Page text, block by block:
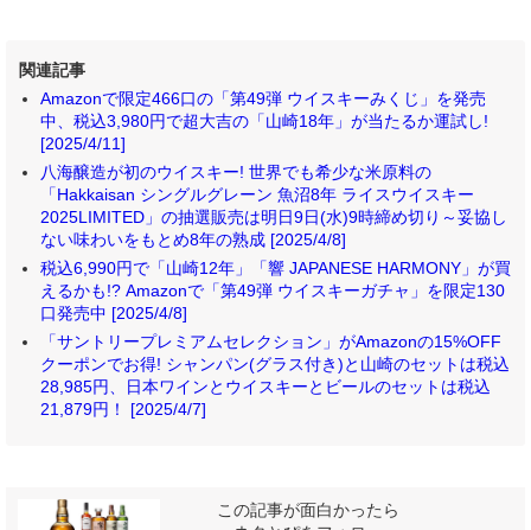
関連記事
Amazonで限定466口の「第49弾 ウイスキーみくじ」を発売
中、税込3,980円で超大吉の「山崎18年」が当たるか運試し!
[2025/4/11]
八海醸造が初のウイスキー! 世界でも希少な米原料の
「Hakkaisan シングルグレーン 魚沼8年 ライスウイスキー
2025LIMITED」の抽選販売は明日9日(水)9時締め切り～妥協し
ない味わいをもとめ8年の熟成 [2025/4/8]
税込6,990円で「山崎12年」「響 JAPANESE HARMONY」が買
えるかも!? Amazonで「第49弾 ウイスキーガチャ」を限定130
口発売中 [2025/4/8]
「サントリープレミアムセレクション」がAmazonの15%OFF
クーポンでお得! シャンパン(グラス付き)と山崎のセットは税込
28,985円、日本ワインとウイスキーとビールのセットは税込
21,879円！ [2025/4/7]
この記事が面白かったら